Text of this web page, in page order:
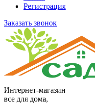
Регистрация
Заказать звонок
Интернет-магазин
все для дома,